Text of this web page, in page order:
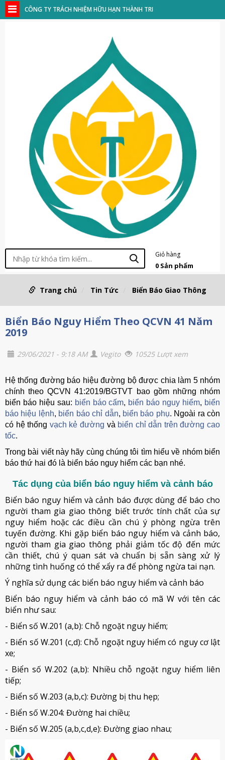
CÔNG TY TRÁCH NHIỆM HỮU HẠN THÀNH TRI
Giỏ hàng
0 Sản phẩm
Trang chủ Tin Tức Biển Báo Giao Thông
Biển Báo Nguy Hiểm Theo QCVN 41 Năm
2019
29/06/2021 - 9:18 AM Vegito 10525 Lượt xem
Hệ thống đường báo hiệu đường bộ được chia làm 5 nhóm
chính theo QCVN 41:2019/BGTVT bao gồm những nhóm
biển báo hiệu sau: biển báo cấm, biển báo nguy hiểm, biển
báo hiệu lệnh, biển báo chỉ dẫn, biển báo phụ. Ngoài ra còn
có hệ thống vạch kẻ đường và biển chỉ dẫn trên đường cao
tốc.
Trong bài viết này hãy cùng chúng tôi tìm hiểu về nhóm biển
báo thứ hai đó là biển báo nguy hiểm các bạn nhé.
Tác dụng của biển báo nguy hiểm và cảnh báo
Biển báo nguy hiểm và cảnh báo được dùng để báo cho
người tham gia giao thông biết trước tính chất của sự
nguy hiểm hoặc các điều cần chú ý phòng ngừa trên
tuyến đường. Khi gặp biển báo nguy hiểm và cảnh báo,
người tham gia giao thông phải giảm tốc độ đến mức
cần thiết, chú ý quan sát và chuẩn bị sẵn sàng xử lý
những tình huống có thể xẩy ra để phòng ngừa tai nạn.
Ý nghĩa sử dụng các biển báo nguy hiểm và cảnh báo
Biển báo nguy hiểm và cảnh báo có mã W với tên các
biển như sau:
- Biển số W.201 (a,b): Chỗ ngoặt nguy hiểm;
- Biển số W.201 (c,d): Chỗ ngoặt nguy hiểm có nguy cơ lật
xe;
- Biển số W.202 (a,b): Nhiều chỗ ngoặt nguy hiểm liên
tiếp;
- Biển số W.203 (a,b,c): Đường bị thu hẹp;
- Biển số W.204: Đường hai chiều;
- Biển số W.205 (a,b,c,d,e): Đường giao nhau;